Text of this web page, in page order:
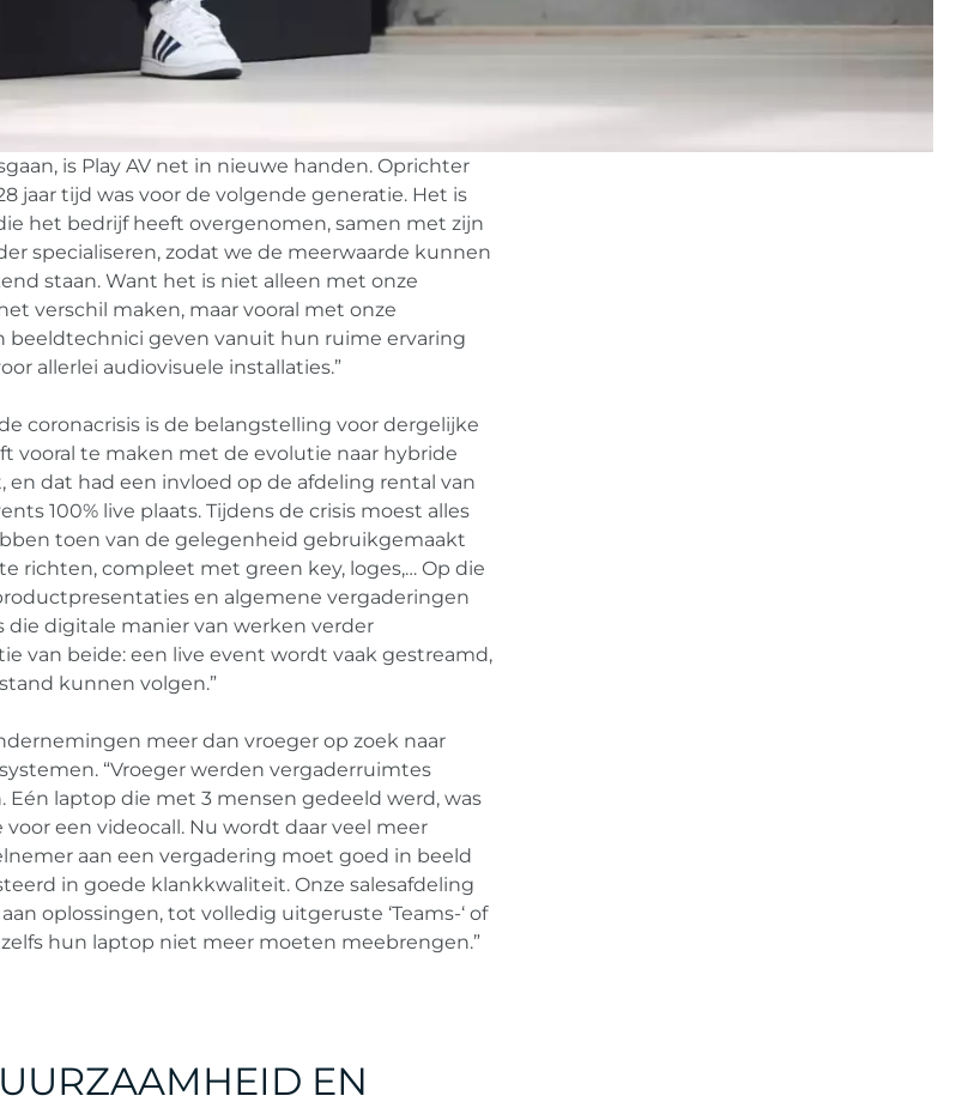
is Play AV net in nieuwe handen. Oprichter
jaar tijd was voor de volgende generatie. Het is
het bedrijf heeft overgenomen, samen met zijn
specialiseren, zodat we de meerwaarde kunnen
staan. Want het is niet alleen met onze
verschil maken, maar vooral met onze
beeldtechnici geven vanuit hun ruime ervaring
allerlei audiovisuele installaties.”
coronacrisis is de belangstelling voor dergelijke
vooral te maken met de evolutie naar hybride
dat had een invloed op de afdeling rental van
100% live plaats. Tijdens de crisis moest alles
toen van de gelegenheid gebruikgemaakt
richten, compleet met green key, loges,… Op die
en algemene vergaderingen
die digitale manier van werken verder
van beide: een live event wordt vaak gestreamd,
kunnen volgen.”
meer dan vroeger op zoek naar
“Vroeger werden vergaderruimtes
laptop die met 3 mensen gedeeld werd, was
een videocall. Nu wordt daar veel meer
aan een vergadering moet goed in beeld
in goede klankkwaliteit. Onze salesafdeling
oplossingen, tot volledig uitgeruste ‘Teams-‘ of
zelfs hun laptop niet meer moeten meebrengen.”
EN